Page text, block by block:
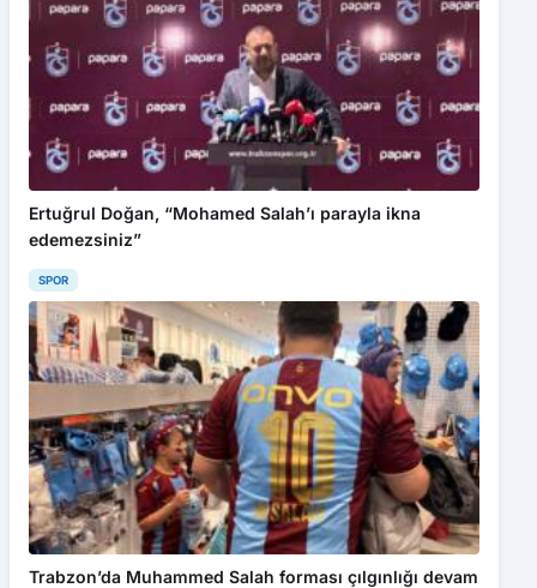
Ertuğrul Doğan, “Mohamed Salah’ı parayla ikna
edemezsiniz”
SPOR
Trabzon’da Muhammed Salah forması çılgınlığı devam